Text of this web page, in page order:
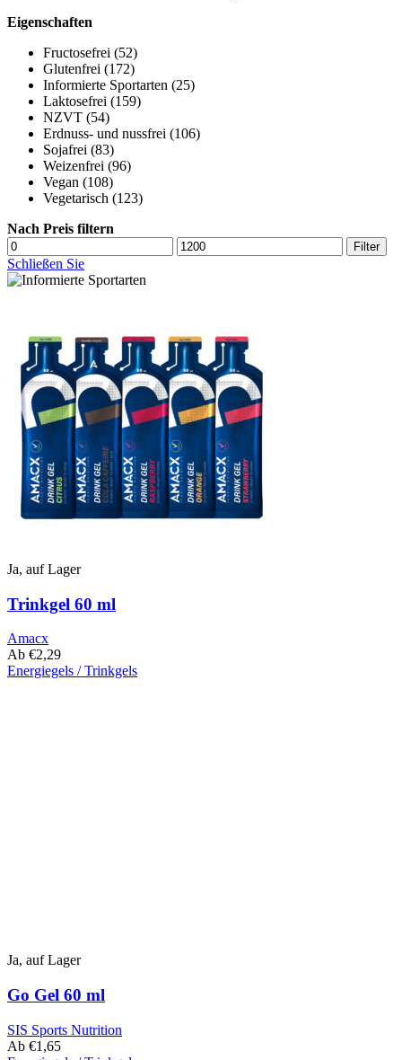
Eigenschaften
Fructosefrei (52)
Glutenfrei (172)
Informierte Sportarten (25)
Laktosefrei (159)
NZVT (54)
Erdnuss- und nussfrei (106)
Sojafrei (83)
Weizenfrei (96)
Vegan (108)
Vegetarisch (123)
Nach Preis filtern
Min.
Preis
Max.
Preis
Filter
Schließen Sie
Ja, auf Lager
Trinkgel 60 ml
Amacx
Ab €2,29
Energiegels / Trinkgels
Ja, auf Lager
Go Gel 60 ml
SIS Sports Nutrition
Ab €1,65